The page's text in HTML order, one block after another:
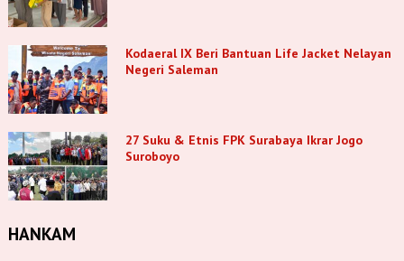
Kodaeral IX Beri Bantuan Life Jacket Nelayan
Negeri Saleman
27 Suku & Etnis FPK Surabaya Ikrar Jogo
Suroboyo
HANKAM